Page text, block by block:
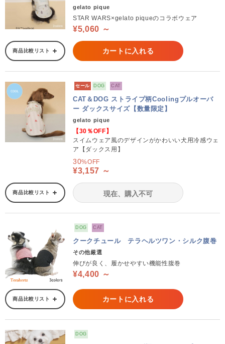
gelato pique
STAR WARS×gelato piqueのコラボウェア
¥5,060 ～
商品比較リスト カートに入れる
セール DOG CAT
CAT＆DOG ストライプ柄Coolingプルオーバ
ー ダックスサイズ【数量限定】
gelato pique
【30％OFF】
スイムウェア風のデザインがかわいい犬用冷感ウェ
ア【ダックス用】
30%OFF
¥3,157 ～
商品比較リスト 現在、購入不可
DOG CAT
クークチュール テラヘルツワン・シルク腹巻
その他厳選
伸びが良く、履かせやすい機能性腹巻
¥4,400 ～
商品比較リスト カートに入れる
DOG